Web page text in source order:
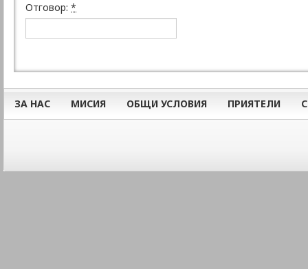
Отговор: *
ЗА НАС МИСИЯ ОБЩИ УСЛОВИЯ ПРИЯТЕЛИ